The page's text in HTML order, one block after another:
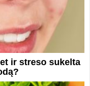
ir streso sukelta